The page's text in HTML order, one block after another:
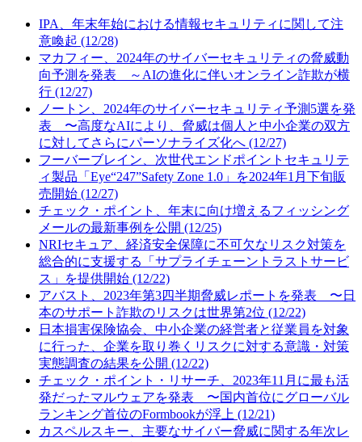
IPA、年末年始における情報セキュリティに関して注
意喚起 (12/28)
マカフィー、2024年のサイバーセキュリティの脅威動
向予測を発表 ～AIの進化に伴いオンライン詐欺が横
行 (12/27)
ノートン、2024年のサイバーセキュリティ予測5選を発
表 〜高度なAIにより、脅威は個人と中小企業の双方
に対してさらにパーソナライズ化へ (12/27)
フーバーブレイン、次世代エンドポイントセキュリテ
ィ製品「Eye“247”Safety Zone 1.0」を2024年1月下旬販
売開始 (12/27)
チェック・ポイント、年末に向け増えるフィッシング
メールの最新事例を公開 (12/25)
NRIセキュア、経済安全保障に不可欠なリスク対策を
総合的に支援する「サプライチェーントラストサービ
ス」を提供開始 (12/22)
アバスト、2023年第3四半期脅威レポートを発表 〜日
本のサポート詐欺のリスクは世界第2位 (12/22)
日本損害保険協会、中小企業の経営者と従業員を対象
に行った、企業を取り巻くリスクに対する意識・対策
実態調査の結果を公開 (12/22)
チェック・ポイント・リサーチ、2023年11月に最も活
発だったマルウェアを発表 〜国内首位にグローバル
ランキング首位のFormbookが浮上 (12/21)
カスペルスキー、主要なサイバー脅威に関する年次レ